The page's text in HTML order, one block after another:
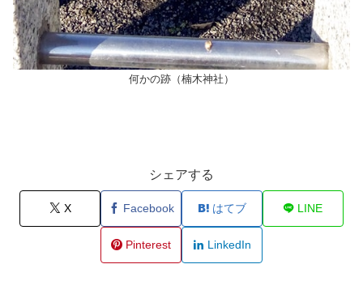
何かの跡（楠木神社）
シェアする
X Facebook はてブ LINE
Pinterest LinkedIn